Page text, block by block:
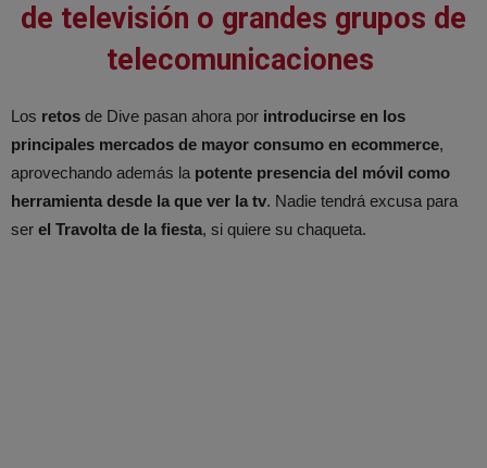
de televisión o grandes grupos de
telecomunicaciones
Los retos de Dive pasan ahora por introducirse en los
principales mercados de mayor consumo en ecommerce,
aprovechando además la potente presencia del móvil como
herramienta desde la que ver la tv. Nadie tendrá excusa para
ser el Travolta de la fiesta, si quiere su chaqueta.